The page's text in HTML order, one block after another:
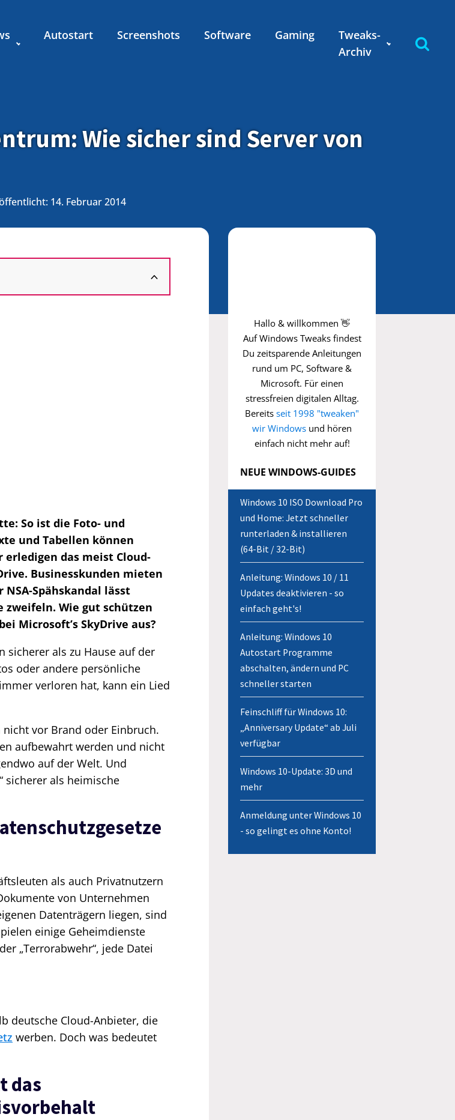
Autostart Screenshots Software Gaming
Tweaks-
Archiv
Wie sicher sind Server von
14. Februar 2014
So ist die Foto- und
und Tabellen können
das meist Cloud-
Businesskunden mieten
Spähskandal lässt
Wie gut schützen
Microsoft’s SkyDrive aus?
sicherer als zu Hause auf der
oder andere persönliche
verloren hat, kann ein Lied
vor Brand oder Einbruch.
aufbewahrt werden und nicht
auf der Welt. Und
sicherer als heimische
als auch Privatnutzern
von Unternehmen
Datenträgern liegen, sind
einige Geheimdienste
„Terrorabwehr“, jede Datei
deutsche Cloud-Anbieter, die
werben. Doch was bedeutet
das
Hallo & willkommen 👋
Auf Windows Tweaks findest
Du zeitsparende Anleitungen
rund um PC, Software &
Microsoft. Für einen
stressfreien digitalen Alltag.
Bereits seit 1998 "tweaken"
wir Windows und hören
einfach nicht mehr auf!
NEUE WINDOWS-GUIDES
Windows 10 ISO Download Pro
und Home: Jetzt schneller
runterladen & installieren
(64-Bit / 32-Bit)
Anleitung: Windows 10 / 11
Updates deaktivieren - so
einfach geht's!
Anleitung: Windows 10
Autostart Programme
abschalten, ändern und PC
schneller starten
Feinschliff für Windows 10:
„Anniversary Update“ ab Juli
verfügbar
Windows 10-Update: 3D und
mehr
Anmeldung unter Windows 10
- so gelingt es ohne Konto!